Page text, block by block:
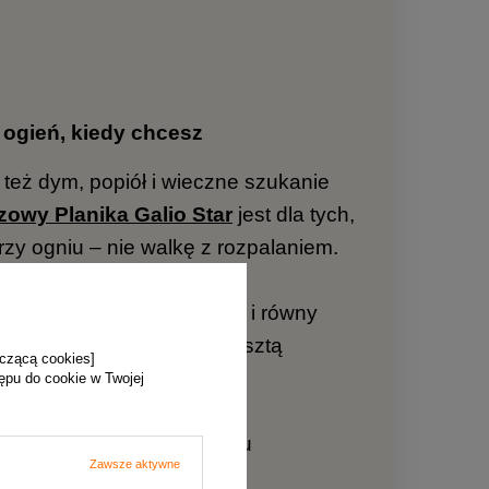
ogień, kiedy chcesz
dym, popiół i wieczne szukanie
Planika Galio Star jest dla tych,
ogniu – nie walkę z rozpalaniem.
przez Wi-Fi, czysty i równy
cieszysz się chwilą. Resztą
na wkład, który mu
ten poziom.
cookies]
do cookie w Twojej
Zawsze aktywne